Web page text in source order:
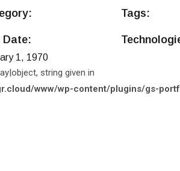
Tags:
Date:
1, 1970
string given in
www/wp-content/plugins/gs-